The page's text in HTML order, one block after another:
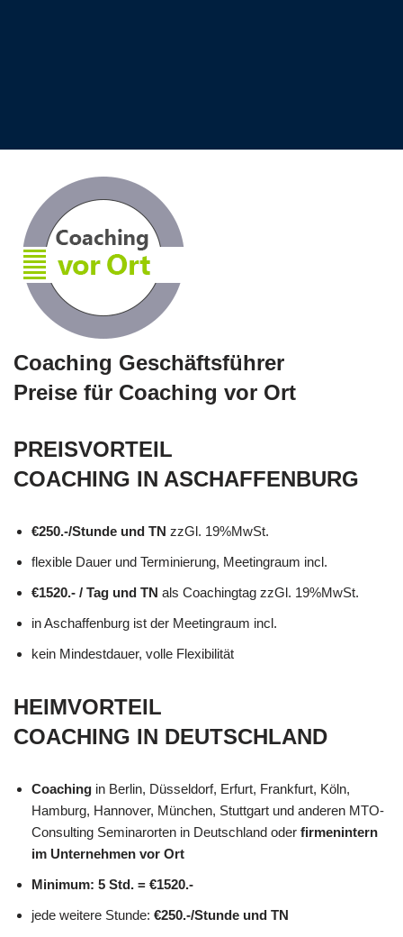
Coaching Geschäftsführer
Preise für Coaching vor Ort
PREISVORTEIL
COACHING IN ASCHAFFENBURG
€250.-/Stunde und TN zzGl. 19%MwSt.
flexible Dauer und Terminierung, Meetingraum incl.
€1520.- / Tag und TN als Coachingtag zzGl. 19%MwSt.
in Aschaffenburg ist der Meetingraum incl.
kein Mindestdauer, volle Flexibilität
HEIMVORTEIL
COACHING IN DEUTSCHLAND
Coaching in Berlin, Düsseldorf, Erfurt, Frankfurt, Köln,
Hamburg, Hannover, München, Stuttgart und anderen MTO-
Consulting Seminarorten in Deutschland oder firmenintern
im Unternehmen vor Ort
Minimum: 5 Std. = €1520.-
jede weitere Stunde: €250.-/Stunde und TN